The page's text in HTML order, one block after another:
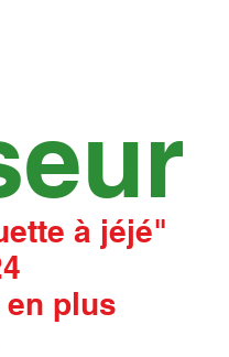
à jéjé"
plus